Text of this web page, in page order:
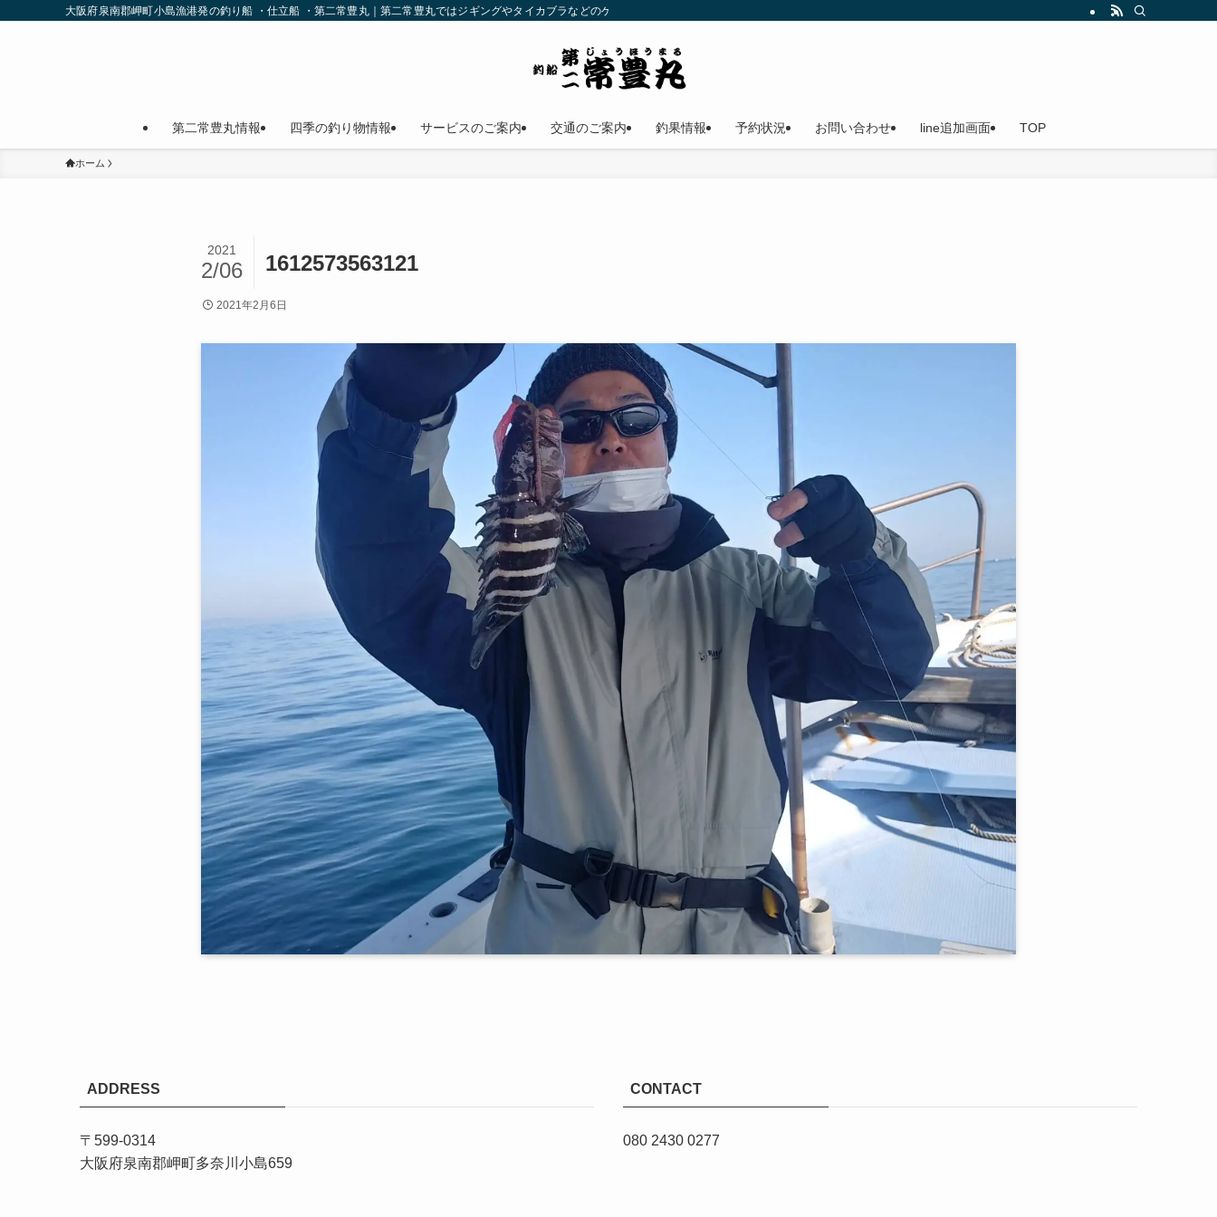
大阪府泉南郡岬町小島漁港発の釣り船 ・仕立船 ・第二常豊丸｜第二常豊丸ではジギングやタイカブラなどのゲームフィッシングが楽しめます！仕立船（貸切船）なのでご家族やお友達を誘ってお越しください。小島漁港発
第二常豊丸情報 四季の釣り物情報 サービスのご案内 交通のご案内 釣果情報 予約状況 お問い合わせ line追加画面 TOP
ホーム
1612573563121
2021
2/06
2021年2月6日
ADDRESS
〒599-0314
大阪府泉南郡岬町多奈川小島659
CONTACT
080 2430 0277